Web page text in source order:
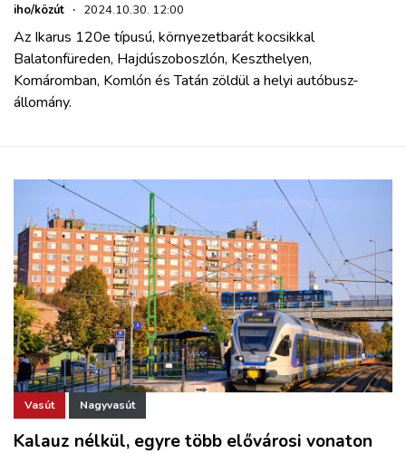
iho/közút · 2024.10.30. 12:00
Az Ikarus 120e típusú, környezetbarát kocsikkal
Balatonfüreden, Hajdúszoboszlón, Keszthelyen,
Komáromban, Komlón és Tatán zöldül a helyi autóbusz-
állomány.
Vasút Nagyvasút
Kalauz nélkül, egyre több elővárosi vonaton